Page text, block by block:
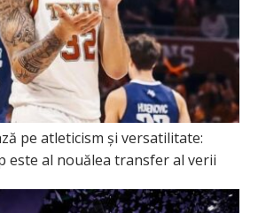
pe atleticism și versatilitate:
este al nouălea transfer al verii